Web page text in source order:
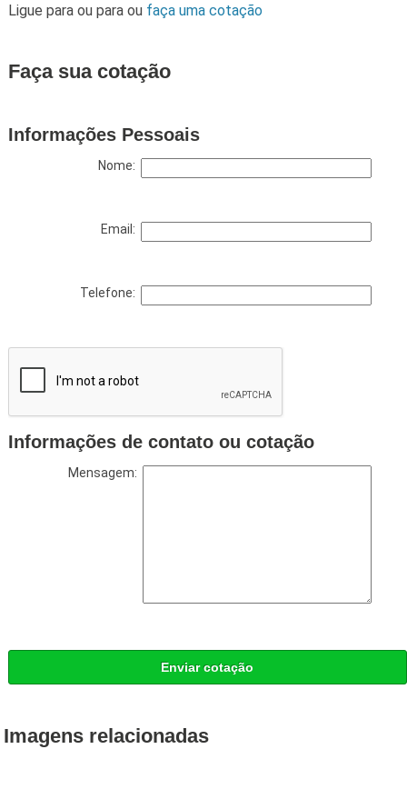
Ligue para ou para ou faça uma cotação
Faça sua cotação
Informações Pessoais
Nome:
Email:
Telefone:
Informações de contato ou cotação
Mensagem:
Enviar cotação
Imagens relacionadas